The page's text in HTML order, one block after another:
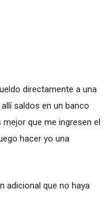
directamente a una
saldos en un banco
mejor que me ingresen el
hacer yo una
adicional que no haya